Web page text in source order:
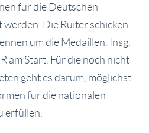
für die Deutschen
Die Ruiter schicken
um die Medaillen. Insg.
am Start. Für die noch nicht
geht es darum, möglichst
für die nationalen
erfüllen.